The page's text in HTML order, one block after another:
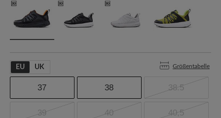
EU UK Größentabelle
37 38 38.5
39 40 40,5